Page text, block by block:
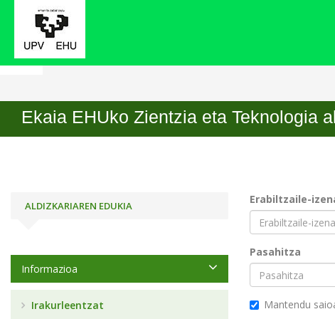
Ekaia EHUko Zientzia eta Teknologia
Hasiera Hasi saioa
Erabiltzaile-
Pasahitza
Mantendu
ALDIZKARIAREN EDUKIA
Informazioa
Irakurleentzat